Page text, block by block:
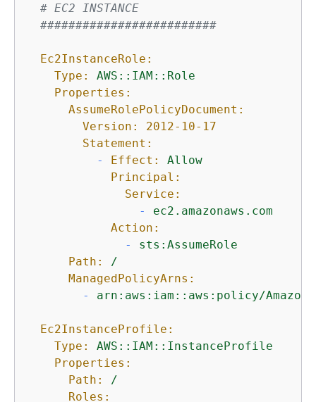
# EC2 INSTANCE
#########################
Ec2InstanceRole:
Type:
AWS::IAM::Role
Properties:
AssumeRolePolicyDocument:
Version:
2012-10-17
Statement:
-
Effect:
Allow
Principal:
Service:
-
ec2.amazonaws.com
Action:
-
sts:AssumeRole
Path:
/
ManagedPolicyArns:
-
arn:aws:iam::aws:policy/
Ec2InstanceProfile:
Type:
AWS::IAM::InstanceProfile
Properties:
Path:
/
Roles: